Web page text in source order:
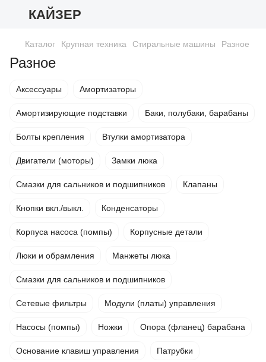
КАЙЗЕР
Каталог Крупная техника Стиральные машины Разное
Разное
Аксессуары Амортизаторы
Амортизирующие подставки Баки, полубаки, барабаны
Болты крепления Втулки амортизатора
Двигатели (моторы) Замки люка
Смазки для сальников и подшипников Клапаны
Кнопки вкл./выкл. Конденсаторы
Корпуса насоса (помпы) Корпусные детали
Люки и обрамления Манжеты люка
Смазки для сальников и подшипников
Сетевые фильтры Модули (платы) управления
Насосы (помпы) Ножки Опора (фланец) барабана
Основание клавиш управления Патрубки